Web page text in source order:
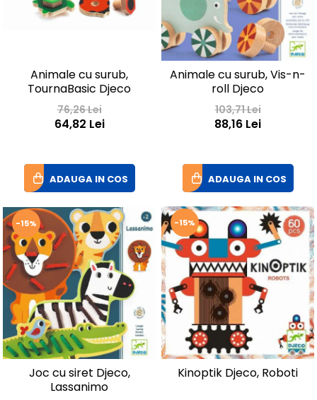
Animale cu surub,
TournaBasic Djeco
76,26 Lei
64,82 Lei
ADAUGA IN COS
Animale cu surub, Vis-n-
roll Djeco
103,71 Lei
88,16 Lei
ADAUGA IN COS
-15%
Joc cu siret Djeco,
Lassanimo
-15%
Kinoptik Djeco, Roboti